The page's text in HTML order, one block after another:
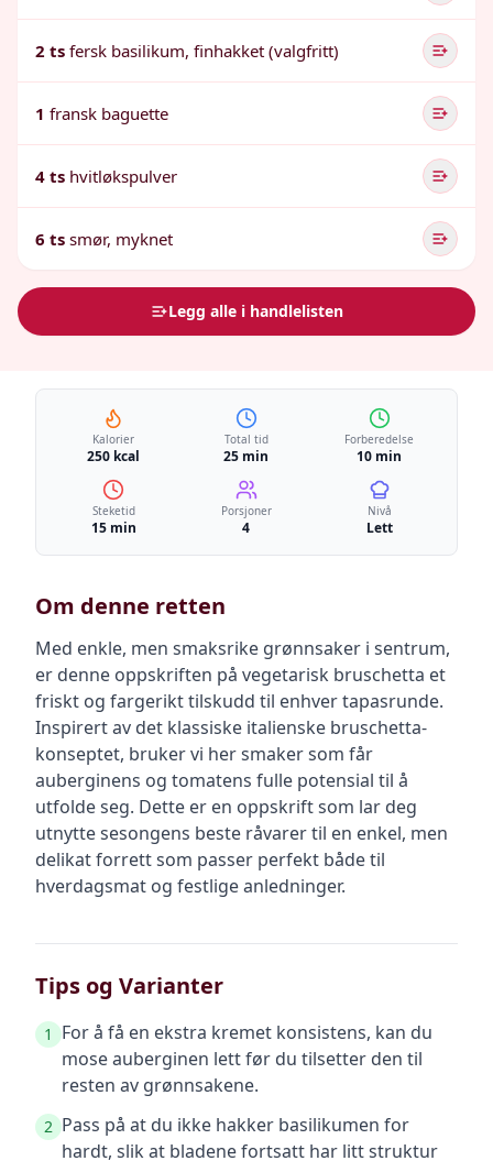
2 ts fersk basilikum, finhakket (valgfritt)
1 fransk baguette
4 ts hvitløkspulver
6 ts smør, myknet
Legg alle i handlelisten
Kalorier
250 kcal
Total tid
25 min
Forberedelse
10 min
Steketid
15 min
Porsjoner
4
Nivå
Lett
Om denne retten
Med enkle, men smaksrike grønnsaker i sentrum,
er denne oppskriften på vegetarisk bruschetta et
friskt og fargerikt tilskudd til enhver tapasrunde.
Inspirert av det klassiske italienske bruschetta-
konseptet, bruker vi her smaker som får
auberginens og tomatens fulle potensial til å
utfolde seg. Dette er en oppskrift som lar deg
utnytte sesongens beste råvarer til en enkel, men
delikat forrett som passer perfekt både til
hverdagsmat og festlige anledninger.
Tips og Varianter
1
For å få en ekstra kremet konsistens, kan du
mose auberginen lett før du tilsetter den til
resten av grønnsakene.
2 Pass på at du ikke hakker basilikumen for
hardt, slik at bladene fortsatt har litt struktur